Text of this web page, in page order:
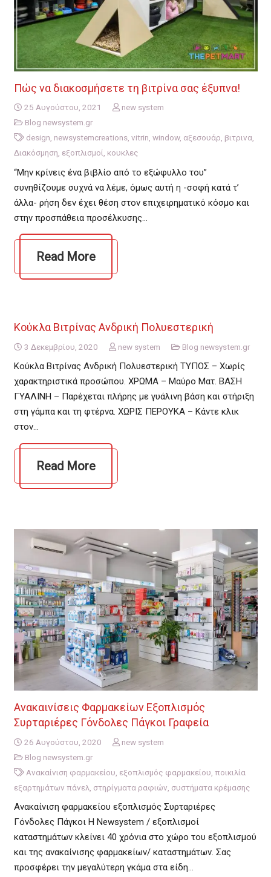
Πώς να διακοσμήσετε τη βιτρίνα σας έξυπνα!
25 Αυγούστου, 2021
new system
Blog newsystem.gr
design, newsystemcreations, vitrin, window, αξεσουάρ, βιτρινα,
Διακόσμηση, εξοπλισμοί, κουκλες
“Μην κρίνεις ένα βιβλίο από το εξώφυλλο του”
συνηθίζουμε συχνά να λέμε, όμως αυτή η -σοφή κατά τ’
άλλα- ρήση δεν έχει θέση στον επιχειρηματικό κόσμο και
στην προσπάθεια προσέλκυσης…
Read More
Κούκλα Βιτρίνας Ανδρική Πολυεστερική
3 Δεκεμβρίου, 2020 new system Blog newsystem.gr
Κούκλα Βιτρίνας Ανδρική Πολυεστερική ΤΥΠΟΣ – Χωρίς
χαρακτηριστικά προσώπου. ΧΡΩΜΑ – Μαύρο Ματ. ΒΑΣΗ
ΓΥΑΛΙΝΗ – Παρέχεται πλήρης με γυάλινη βάση και στήριξη
στη γάμπα και τη φτέρνα. ΧΩΡΙΣ ΠΕΡΟΥΚΑ – Κάντε κλικ
στον…
Read More
Ανακαινίσεις Φαρμακείων Εξοπλισμός
Συρταριέρες Γόνδολες Πάγκοι Γραφεία
26 Αυγούστου, 2020
new system
Blog newsystem.gr
Ανακαίνιση φαρμακείου εξοπλισμός φαρμακείου ποικιλία
εξαρτημάτων πάνελ στηρίγματα ραφιών συστήματα κρέμασης
Ανακαίνιση φαρμακείου εξοπλισμός Συρταριέρες
Γόνδολες Πάγκοι Η Newsystem / εξοπλισμοί
καταστημάτων κλείνει 40 χρόνια στο χώρο του εξοπλισμού
και της ανακαίνισης φαρμακείων/ καταστημάτων. Σας
προσφέρει την μεγαλύτερη γκάμα στα είδη…